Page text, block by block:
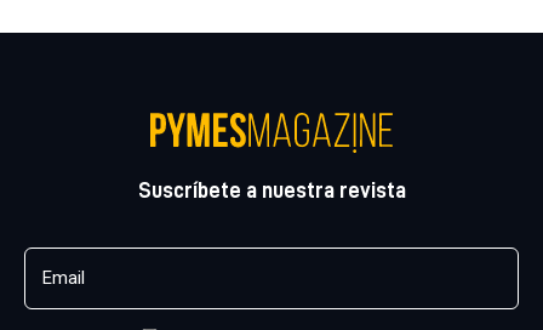
Suscríbete a nuestra revista